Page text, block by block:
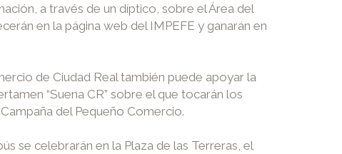
a través de un díptico, sobre el Área del
en la página web del IMPEFE y ganarán en
de Ciudad Real también puede apoyar la
“Suena CR” sobre el que tocarán los
del Pequeño Comercio.
se celebrarán en la Plaza de las Terreras, el